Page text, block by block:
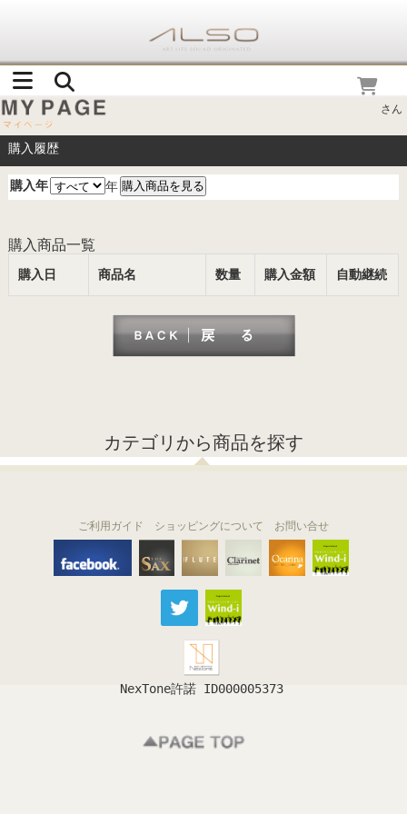
さん
購入履歴
購入年 年
購入商品一覧
購入日 商品名 数量 購入金額 自動継続
カテゴリから商品を探す
THE SAX The Clarinet
Ocarina
ご利用ガイド ショッピングについて お問い合せ
NexTone許諾 ID000005373